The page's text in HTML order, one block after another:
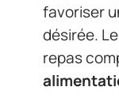
favoriser
désirée.
repas